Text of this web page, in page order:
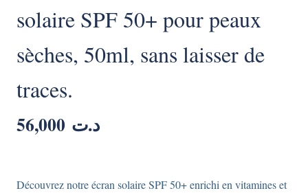
solaire SPF 50+ pour peaux
sèches, 50ml, sans laisser de
traces.
د.ت
Découvrez notre écran solaire SPF 50+ enrichi en vitamines et